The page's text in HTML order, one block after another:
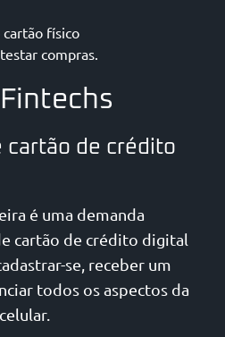
físico
compras.
cartão de crédito
é uma demanda
cartão de crédito digital
se, receber um
todos os aspectos da